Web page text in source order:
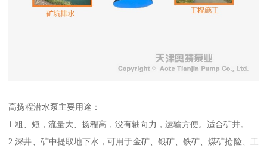
高扬程潜水泵主要用途：
1.粗、短，流量大、扬程高，没有轴向力，运输方便。适合矿井。
2.深井、矿中提取地下水，可用于金矿、银矿、铁矿、煤矿抢险、工